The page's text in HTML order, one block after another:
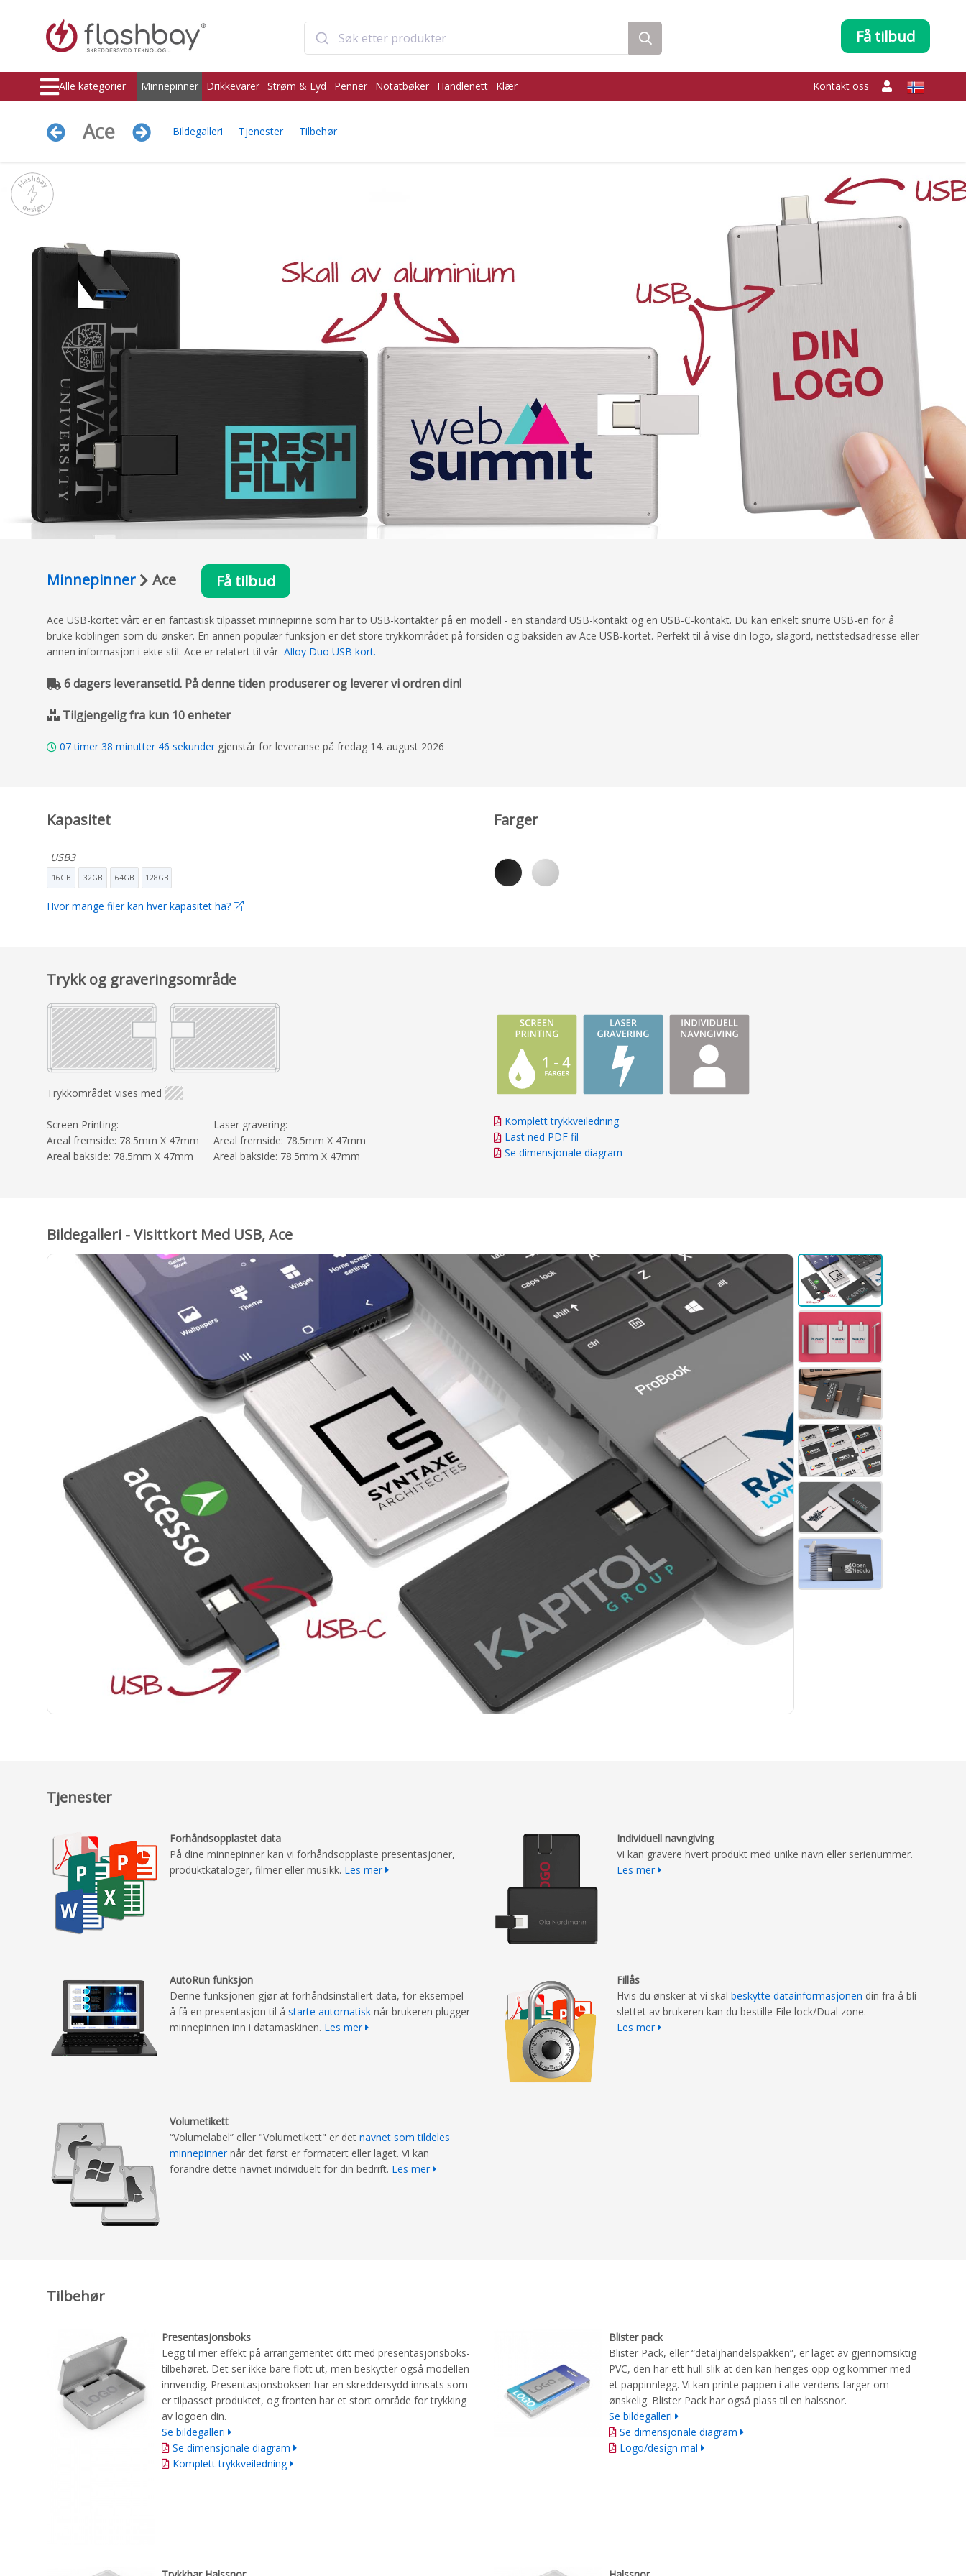
Få tilbud
Alle kategorier Minnepinner Drikkevarer Strøm & Lyd Penner Notatbøker Handlenett Klær Kontakt oss
Ace Bildegalleri Tjenester Tilbehør
Minnepinner Ace Få tilbud
Ace USB-kortet vårt er en fantastisk tilpasset minnepinne som har to USB-kontakter på en modell - en standard USB-kontakt og en USB-C-kontakt. Du kan enkelt snurre USB-en for å
bruke koblingen som du ønsker. En annen populær funksjon er det store trykkområdet på forsiden og baksiden av Ace USB-kortet. Perfekt til å vise din logo, slagord, nettstedsadresse eller
annen informasjon i ekte stil. Ace er relatert til vår Alloy Duo USB kort.
6 dagers leveransetid. På denne tiden produserer og leverer vi ordren din!
Tilgjengelig fra kun 10 enheter
07timer 38 minutter 45 sekunder gjenstår for leveranse på fredag 14. august 2026
Kapasitet
USB3
16GB 32GB 64GB 128GB
Hvor mange filer kan hver kapasitet ha?
Farger
Trykk og graveringsområde
Trykkområdet vises med
Screen Printing:
Areal fremside: 78.5mm X 47mm
Areal bakside: 78.5mm X 47mm
Laser gravering:
Areal fremside: 78.5mm X 47mm
Areal bakside: 78.5mm X 47mm
Komplett trykkveiledning
Last ned PDF fil
Se dimensjonale diagram
Bildegalleri - Visittkort Med USB, Ace
Tjenester
Forhåndsopplastet data
På dine minnepinner kan vi forhåndsopplaste presentasjoner,
produktkataloger, filmer eller musikk. Les mer
Individuell navngiving
Vi kan gravere hvert produkt med unike navn eller serienummer.
Les mer
AutoRun funksjon
Denne funksjonen gjør at forhåndsinstallert data, for eksempel
å få en presentasjon til åstarte automatisk når brukeren plugger
minnepinnen inn i datamaskinen. Les mer
Fillås
Hvis du ønsker at vi skalbeskytte datainformasjonen din fra å bli
slettet av brukeren kan du bestille File lock/Dual zone.
Les mer
Volumetikett
“Volumelabel” eller "Volumetikett" er detnavnet som tildeles
minnepinner når det først er formatert eller laget. Vi kan
forandre dette navnet individuelt for din bedrift. Les mer
Tilbehør
Presentasjonsboks
Legg til mer effekt på arrangementet ditt med presentasjonsboks-
tilbehøret. Det ser ikke bare flott ut, men beskytter også modellen
innvendig. Presentasjonsboksen har en skreddersydd innsats som
er tilpasset produktet, og fronten har et stort område for trykking
av logoen din.
Se bildegalleri
Se dimensjonale diagram
Komplett trykkveiledning
Blister pack
Blister Pack, eller “detaljhandelspakken”, er laget av gjennomsiktig
PVC, den har ett hull slik at den kan henges opp og kommer med
et pappinnlegg. Vi kan printe pappen i alle verdens farger om
ønskelig. Blister Pack har også plass til en halssnor.
Se bildegalleri
Se dimensjonale diagram
Logo/design mal